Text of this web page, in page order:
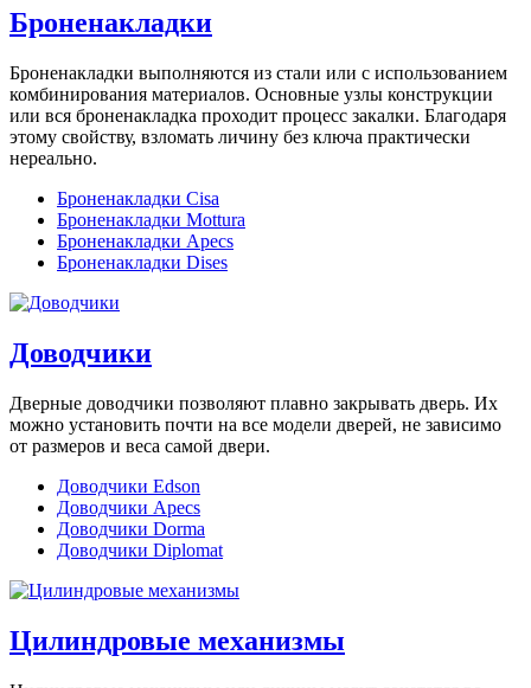
Броненакладки
Броненакладки выполняются из стали или с использованием
комбинирования материалов. Основные узлы конструкции
или вся броненакладка проходит процесс закалки. Благодаря
этому свойству, взломать личину без ключа практически
нереально.
Броненакладки Cisa
Броненакладки Mottura
Броненакладки Apecs
Броненакладки Dises
Доводчики
Дверные доводчики позволяют плавно закрывать дверь. Их
можно установить почти на все модели дверей, не зависимо
от размеров и веса самой двери.
Доводчики Edson
Доводчики Apecs
Доводчики Dorma
Доводчики Diplomat
Цилиндровые механизмы